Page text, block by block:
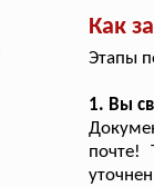
Как
Этапы
1. Вы
почте!